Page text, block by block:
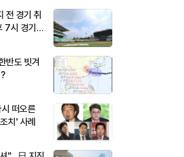
전 경기 취
7시 경기
반도 빗겨
떠오른
치' 사례